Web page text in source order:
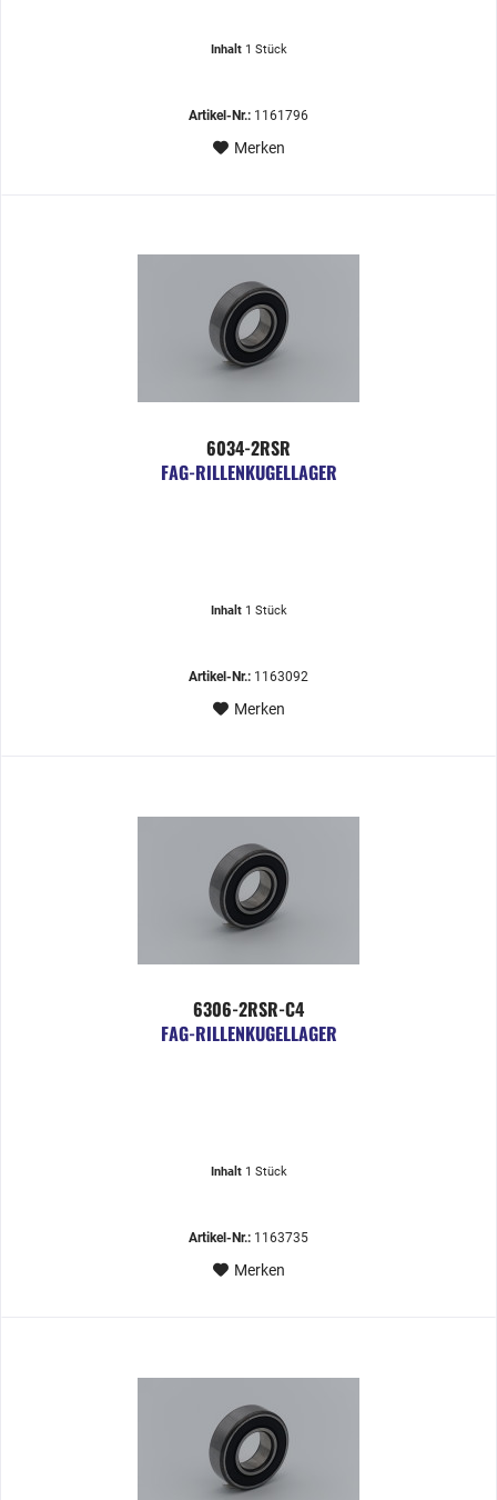
Inhalt 1 Stück
Artikel-Nr.: 1161796
Merken
6034-2RSR
FAG-RILLENKUGELLAGER
Inhalt 1 Stück
Artikel-Nr.: 1163092
Merken
6306-2RSR-C4
FAG-RILLENKUGELLAGER
Inhalt 1 Stück
Artikel-Nr.: 1163735
Merken